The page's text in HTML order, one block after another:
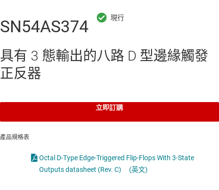
SN54AS374
具有 3 態輸出的八路 D 型邊緣觸發
正反器
立即訂購
產品規格表
Octal D-Type Edge-Triggered Flip-Flops With 3-State
Outputs datasheet (Rev. C)
(英文)